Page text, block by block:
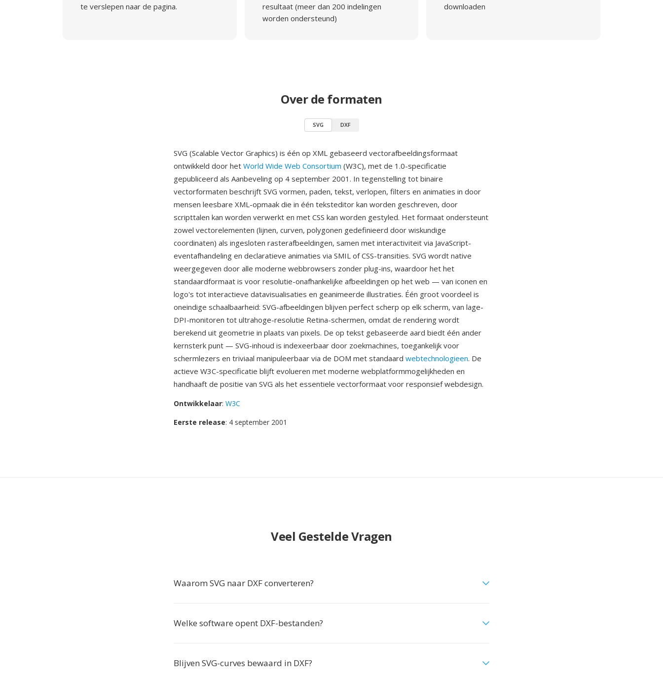
te verslepen naar de pagina.
resultaat (meer dan 200 indelingen
worden ondersteund)
downloaden
Over de formaten
SVG DXF
SVG (Scalable Vector Graphics) is één op XML gebaseerd vectorafbeeldingsformaat
ontwikkeld door het World Wide Web Consortium (W3C), met de 1.0-specificatie
gepubliceerd als Aanbeveling op 4 september 2001. In tegenstelling tot binaire
vectorformaten beschrijft SVG vormen, paden, tekst, verlopen, filters en animaties in door
mensen leesbare XML-opmaak die in één teksteditor kan worden geschreven, door
scripttalen kan worden verwerkt en met CSS kan worden gestyled. Het formaat ondersteunt
zowel vectorelementen (lijnen, curven, polygonen gedefinieerd door wiskundige
coordinaten) als ingesloten rasterafbeeldingen, samen met interactiviteit via JavaScript-
eventafhandeling en declaratieve animaties via SMIL of CSS-transities. SVG wordt native
weergegeven door alle moderne webbrowsers zonder plug-ins, waardoor het het
standaardformaat is voor resolutie-onafhankelijke afbeeldingen op het web — van iconen en
logo's tot interactieve datavisualisaties en geanimeerde illustraties. Één groot voordeel is
oneindige schaalbaarheid: SVG-afbeeldingen blijven perfect scherp op elk scherm, van lage-
DPI-monitoren tot ultrahoge-resolutie Retina-schermen, omdat de rendering wordt
berekend uit geometrie in plaats van pixels. De op tekst gebaseerde aard biedt één ander
kernsterk punt — SVG-inhoud is indexeerbaar door zoekmachines, toegankelijk voor
schermlezers en triviaal manipuleerbaar via de DOM met standaard webtechnologieen. De
actieve W3C-specificatie blijft evolueren met moderne webplatformmogelijkheden en
handhaaft de positie van SVG als het essentiele vectorformaat voor responsief webdesign.
Ontwikkelaar: W3C
Eerste release: 4 september 2001
Veel Gestelde Vragen
Waarom SVG naar DXF converteren?
Welke software opent DXF-bestanden?
Blijven SVG-curves bewaard in DXF?